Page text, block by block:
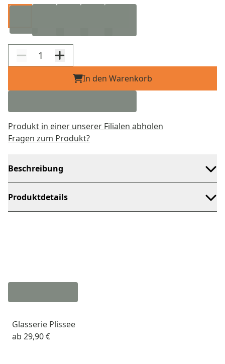
In den Warenkorb
Produkt in einer unserer Filialen abholen
Fragen zum Produkt?
Beschreibung
Produktdetails
Glasserie Plissee
ab 29,90 €